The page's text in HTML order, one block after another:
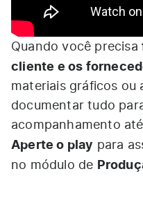
Quando você precisa
cliente e os
materiais gráficos ou
documentar tudo
acompanhamento
Aperte o play para
no módulo de